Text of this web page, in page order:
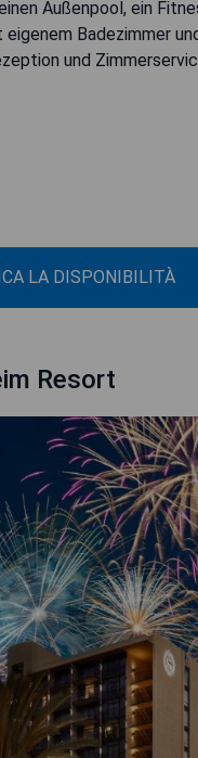
Außenpool, ein
Badezimmer
und
LA DISPONIBILITÀ
Resort